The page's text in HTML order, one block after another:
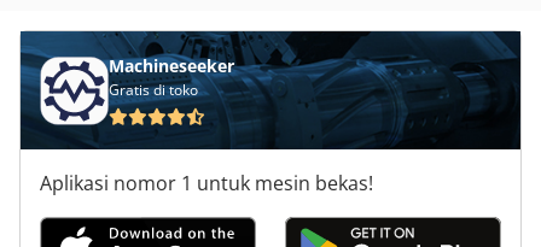
Machineseeker
Gratis di toko
Aplikasi nomor 1 untuk mesin bekas!